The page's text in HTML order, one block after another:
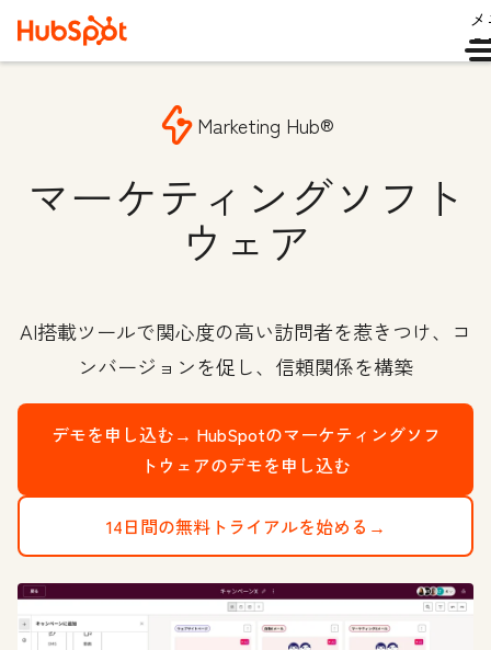
Marketing Hub®
マーケティングソフト
ウェア
AI搭載ツールで関心度の高い訪問者を惹きつけ、コ
ンバージョンを促し、信頼関係を構築
デモを申し込む→ HubSpotのマーケティングソフ
トウェアのデモを申し込む
14日間の無料トライアルを始める→